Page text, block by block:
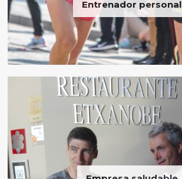
Entrenador personal